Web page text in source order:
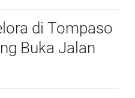
di Tompaso
Buka Jalan